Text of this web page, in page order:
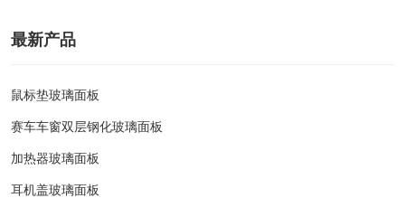
最新产品
鼠标垫玻璃面板
赛车车窗双层钢化玻璃面板
加热器玻璃面板
耳机盖玻璃面板